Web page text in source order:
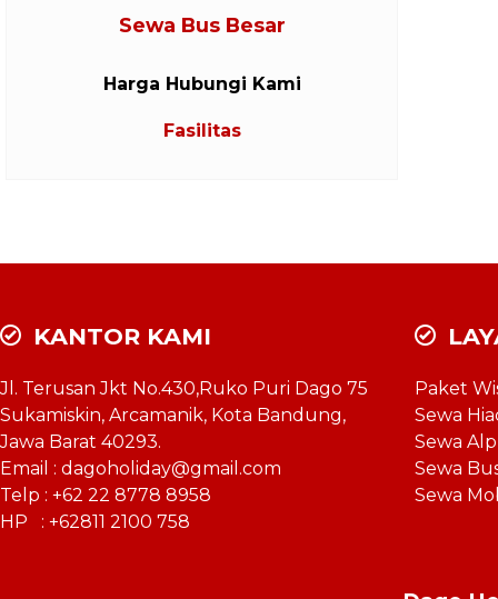
Sewa Bus Besar
Harga Hubungi Kami
Fasilitas
KANTOR KAMI
Jl. Terusan Jkt No.430,Ruko Puri Dago 75
Sukamiskin, Arcamanik, Kota Bandung,
Jawa Barat 40293.
Email : dagoholiday@gmail.com
Telp : +62 22 8778 8958
HP : +62811 2100 758
Paket
Sewa
Sewa
Sewa
Sewa